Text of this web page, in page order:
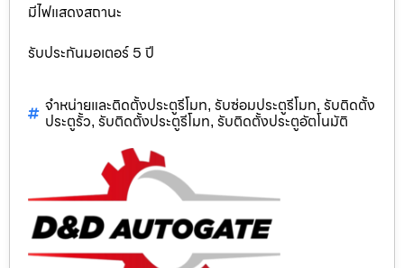
มีไฟแสดงสถานะ
รับประกันมอเตอร์ 5 ปี
จำหน่ายและติดตั้งประตูรีโมท, รับซ่อมประตูรีโมท, รับติดตั้ง
ประตูรั้ว, รับติดตั้งประตูรีโมท, รับติดตั้งประตูอัตโนมัติ